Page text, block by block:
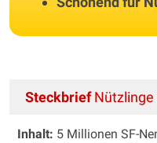
SteckbriefNützlinge
Inhalt: 5 Millionen SF-